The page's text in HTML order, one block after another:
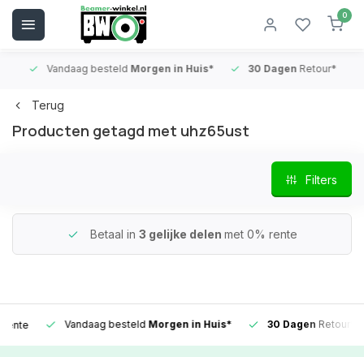
0
Vandaag besteldMorgen in Huis* 30 DagenRetour*
Terug
Producten getagd met uhz65ust
Filters
Betaal in 3 gelijke delen met 0% rente
Vandaag besteldMorgen in Huis* 30 DagenRetour*